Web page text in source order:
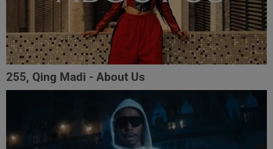
255, Qing Madi - About Us